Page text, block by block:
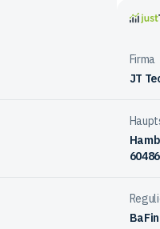
Firma
JT
BaFin